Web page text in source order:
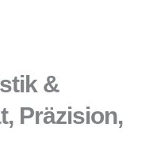
&
Präzision,